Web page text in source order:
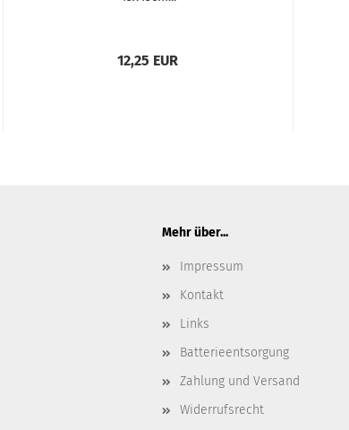
12,25 EUR
Mehr über...
Impressum
Kontakt
Links
Batterieentsorgung
Zahlung und Versand
Widerrufsrecht